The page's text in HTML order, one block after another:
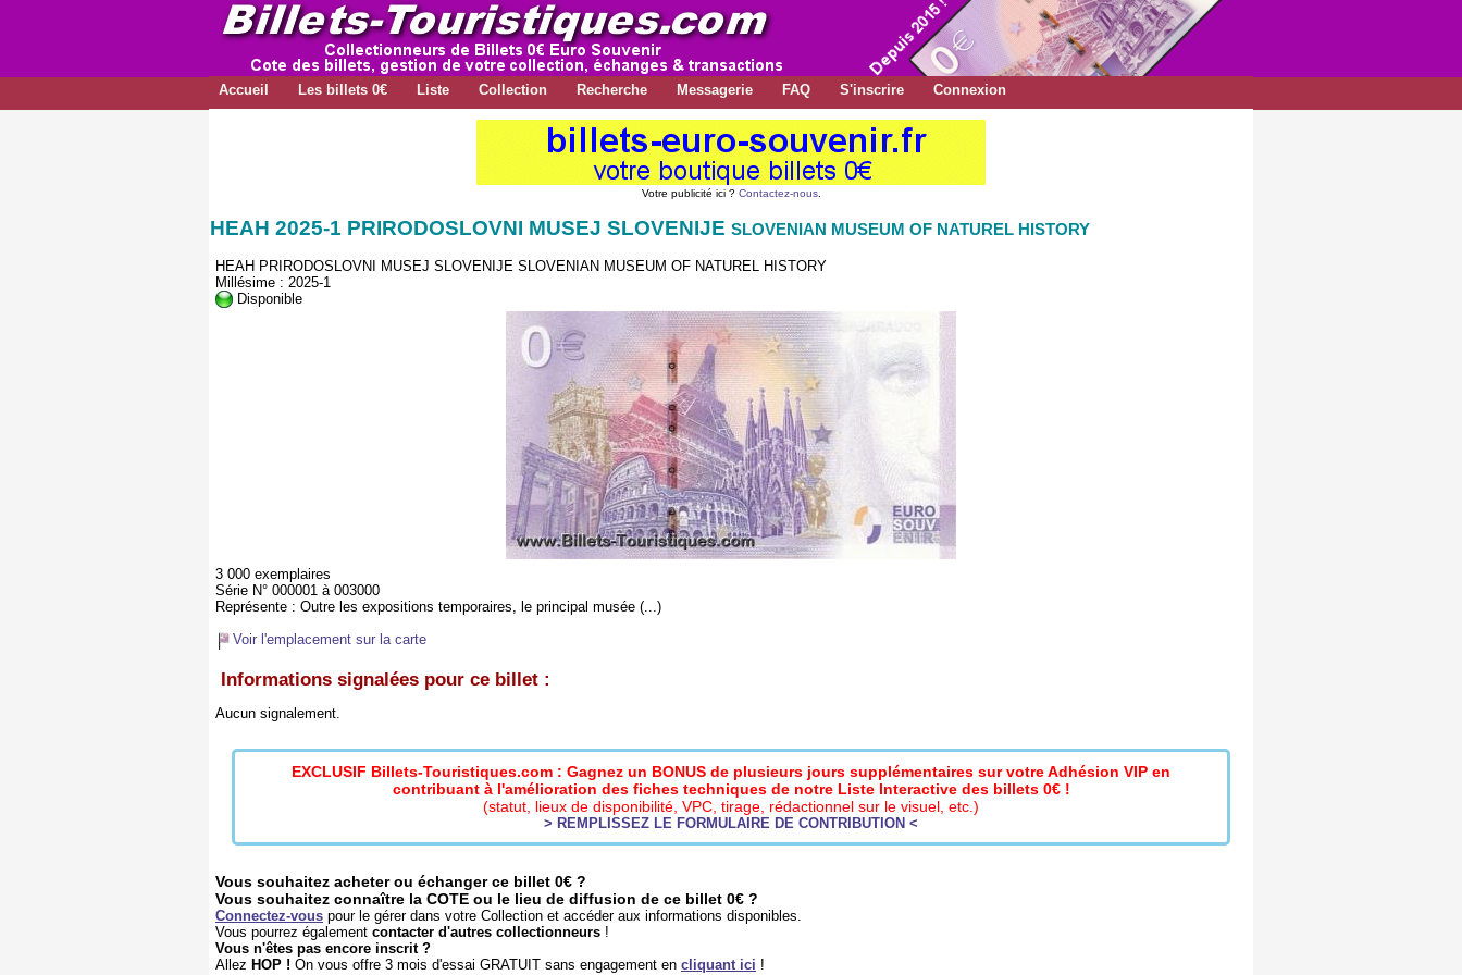
Accueil Les billets 0€ Liste Collection Recherche Messagerie FAQ S'inscrire Connexion
Votre publicité ici ? Contactez-nous.
HEAH 2025-1 PRIRODOSLOVNI MUSEJ SLOVENIJE SLOVENIAN MUSEUM OF NATUREL HISTORY
HEAH PRIRODOSLOVNI MUSEJ SLOVENIJE SLOVENIAN MUSEUM OF NATUREL HISTORY
Millésime : 2025-1
Disponible
3 000 exemplaires
Série N° 000001 à 003000
Représente : Outre les expositions temporaires, le principal musée (...)
Voir l'emplacement sur la carte
Informations signalées pour ce billet :
Aucun signalement.
EXCLUSIF Billets-Touristiques.com : Gagnez un BONUS de plusieurs jours supplémentaires sur votre Adhésion VIP en
contribuant à l'amélioration des fiches techniques de notre Liste Interactive des billets 0€ !
(statut, lieux de disponibilité, VPC, tirage, rédactionnel sur le visuel, etc.)
> REMPLISSEZ LE FORMULAIRE DE CONTRIBUTION <
Vous souhaitez acheter ou échanger ce billet 0€ ?
Vous souhaitez connaître la COTE ou le lieu de diffusion de ce billet 0€ ?
Connectez-vous pour le gérer dans votre Collection et accéder aux informations disponibles.
Vous pourrez également contacter d'autres collectionneurs !
Vous n'êtes pas encore inscrit ?
Allez HOP ! On vous offre 3 mois d'essai GRATUIT sans engagement en cliquant ici !